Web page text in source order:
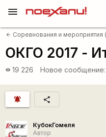
menu
arrow_back Соревнования и
ОКГО 2017 -
visibility 19 226 Новое сообщение:
notifications_active share
КубокГомеля
Автор